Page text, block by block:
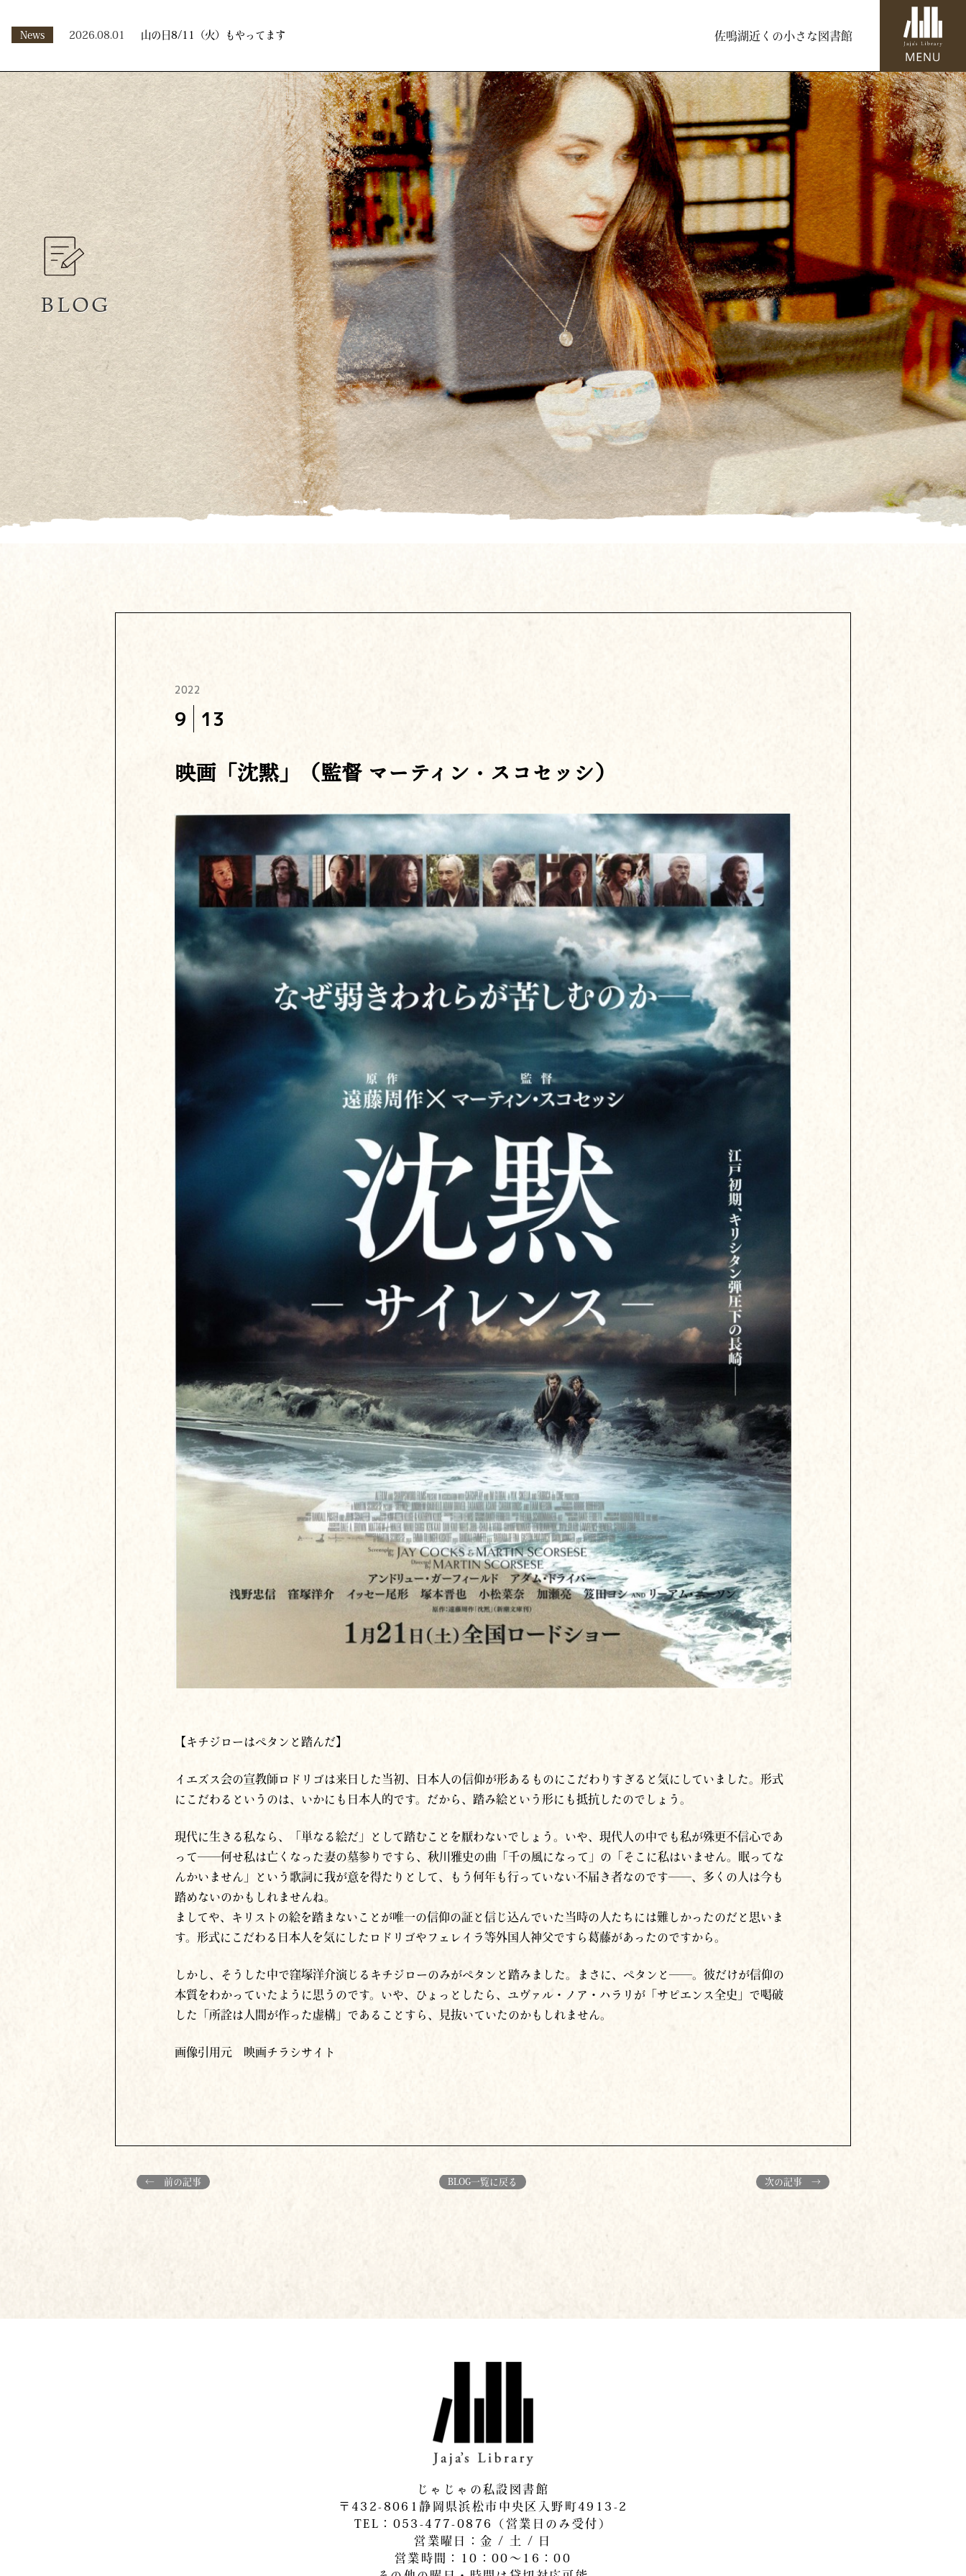
News 2026.08.01 山の日8/11（火）もやってます 佐鳴湖近くの小さな図書館
BLOG
2022
9 13
映画「沈黙」（監督 マーティン・スコセッシ）
【キチジローはペタンと踏んだ】
イエズス会の宣教師ロドリゴは来日した当初、日本人の信仰が形あるものにこだわりすぎると気にしていました。形式
にこだわるというのは、いかにも日本人的です。だから、踏み絵という形にも抵抗したのでしょう。
現代に生きる私なら、「単なる絵だ」として踏むことを厭わないでしょう。いや、現代人の中でも私が殊更不信心であ
って──何せ私は亡くなった妻の墓参りですら、秋川雅史の曲「千の風になって」の「そこに私はいません。眠ってな
んかいません」という歌詞に我が意を得たりとして、もう何年も行っていない不届き者なのです──、多くの人は今も
踏めないのかもしれませんね。
ましてや、キリストの絵を踏まないことが唯一の信仰の証と信じ込んでいた当時の人たちには難しかったのだと思いま
す。形式にこだわる日本人を気にしたロドリゴやフェレイラ等外国人神父ですら葛藤があったのですから。
しかし、そうした中で窪塚洋介演じるキチジローのみがペタンと踏みました。まさに、ペタンと──。彼だけが信仰の
本質をわかっていたように思うのです。いや、ひょっとしたら、ユヴァル・ノア・ハラリが「サピエンス全史」で喝破
した「所詮は人間が作った虚構」であることすら、見抜いていたのかもしれません。
画像引用元 映画チラシサイト
← 前の記事 BLOG一覧に戻る 次の記事 →
じゃじゃの私設図書館
〒432-8061静岡県浜松市中央区入野町4913-2
​TEL：053-477-0876（営業日のみ受付）
営業曜日：金 / 土 / 日
営業時間：10：00～16：00